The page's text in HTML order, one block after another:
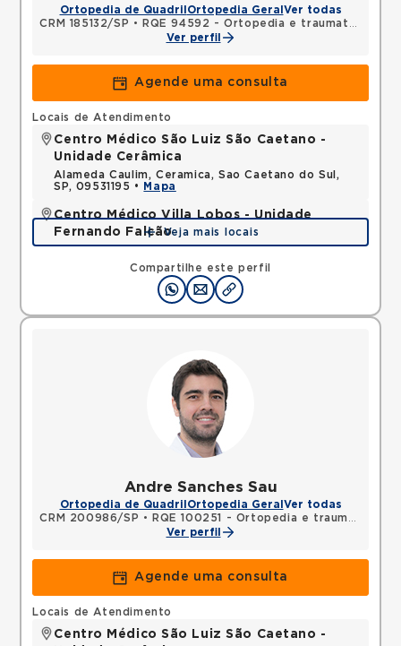
Ortopedia de Quadril Ortopedia Geral Ver todas
CRM 185132/SP •
RQE 94592 - Ortopedia e traumatologia
Ver perfil
Agende uma consulta
Compartilhe este perfil
Locais de Atendimento
Centro Médico São Luiz São Caetano -
Unidade Cerâmica
Alameda Caulim, Ceramica, Sao Caetano do Sul,
SP, 09531195 •
Mapa
Centro Médico Villa Lobos - Unidade
Fernando Falcão
Rua Fernando Falcao, Mooca, Sao Paulo, SP,
Mapa
Veja mais locais
Andre Sanches Sau
Ortopedia de Quadril Ortopedia Geral Ver todas
CRM 200986/SP •
RQE 100251 - Ortopedia e traumatologia
Ver perfil
Agende uma consulta
Locais de Atendimento
Centro Médico São Luiz São Caetano -